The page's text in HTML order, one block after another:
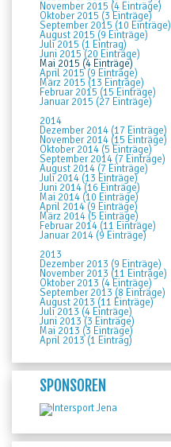
November 2015 (4 Einträge)
Oktober 2015 (3 Einträge)
September 2015 (10 Einträge)
August 2015 (9 Einträge)
Juli 2015 (1 Eintrag)
Juni 2015 (20 Einträge)
Mai 2015 (4 Einträge)
April 2015 (9 Einträge)
März 2015 (13 Einträge)
Februar 2015 (15 Einträge)
Januar 2015 (27 Einträge)
2014
Dezember 2014 (17 Einträge)
November 2014 (15 Einträge)
Oktober 2014 (5 Einträge)
September 2014 (7 Einträge)
August 2014 (7 Einträge)
Juli 2014 (13 Einträge)
Juni 2014 (16 Einträge)
Mai 2014 (10 Einträge)
April 2014 (9 Einträge)
März 2014 (5 Einträge)
Februar 2014 (11 Einträge)
Januar 2014 (9 Einträge)
2013
Dezember 2013 (9 Einträge)
November 2013 (11 Einträge)
Oktober 2013 (4 Einträge)
September 2013 (8 Einträge)
August 2013 (11 Einträge)
Juli 2013 (4 Einträge)
Juni 2013 (3 Einträge)
Mai 2013 (3 Einträge)
April 2013 (1 Eintrag)
SPONSOREN